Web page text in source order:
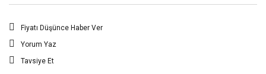
Fiyatı Düşünce Haber Ver
Yorum Yaz
Tavsiye Et